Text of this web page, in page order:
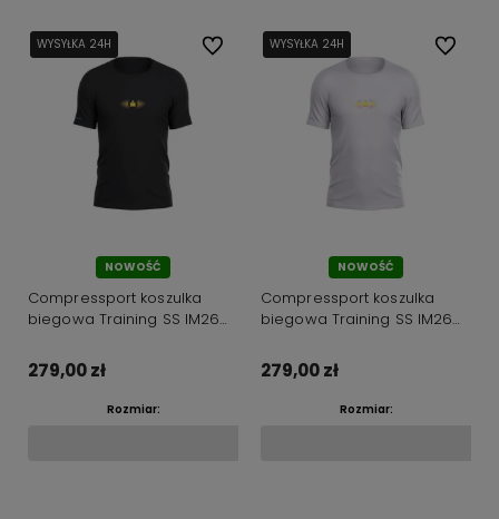
NOWOŚĆ
WYSYŁKA 24H
WYSYŁKA 24H
Compressport koszulka
biegowa Training SS IM26
279,00 zł
Rozmiar:
Do ulubionych
NOWOŚĆ
WYSYŁKA 24H
WYSYŁKA 24H
Compressport koszulka
biegowa Training SS IM26
279,00 zł
Rozmiar:
Do